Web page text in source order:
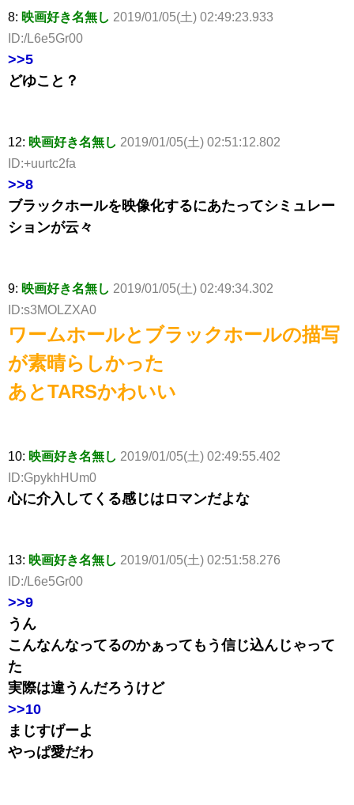
8: 映画好き名無し 2019/01/05(土) 02:49:23.933
ID:/L6e5Gr00
>>5
どゆこと？
12: 映画好き名無し 2019/01/05(土) 02:51:12.802
ID:+uurtc2fa
>>8
ブラックホールを映像化するにあたってシミュレー
ションが云々
9: 映画好き名無し 2019/01/05(土) 02:49:34.302
ID:s3MOLZXA0
ワームホールとブラックホールの描写
が素晴らしかった
あとTARSかわいい
10: 映画好き名無し 2019/01/05(土) 02:49:55.402
ID:GpykhHUm0
心に介入してくる感じはロマンだよな
13: 映画好き名無し 2019/01/05(土) 02:51:58.276
ID:/L6e5Gr00
>>9
うん
こんなんなってるのかぁってもう信じ込んじゃって
た
実際は違うんだろうけど
>>10
まじすげーよ
やっぱ愛だわ